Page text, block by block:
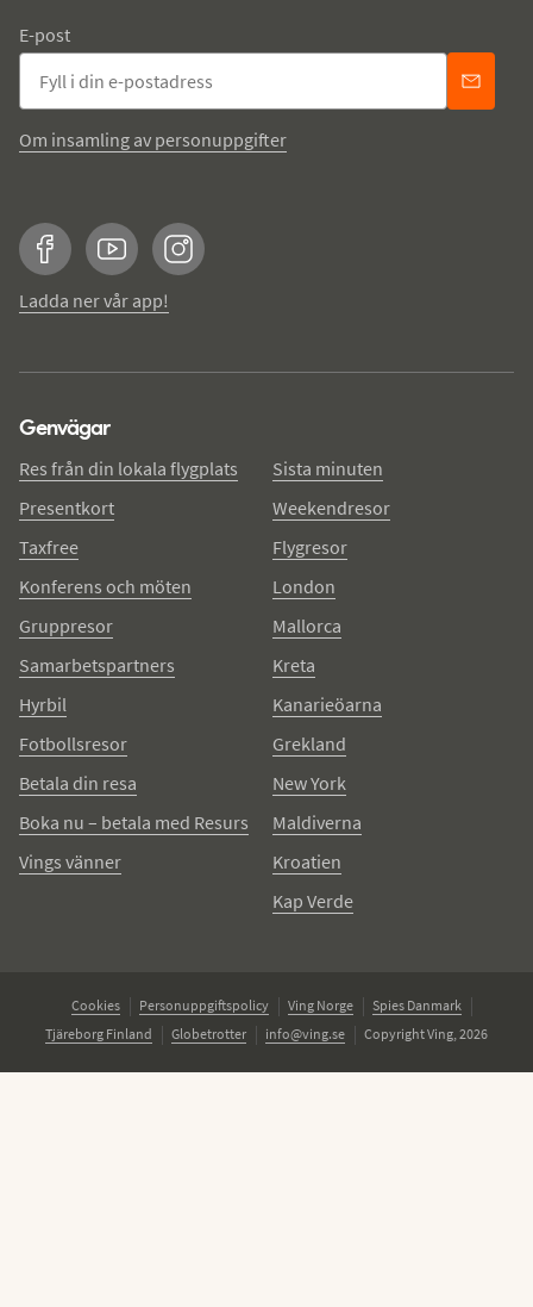
E-post
Om insamling av personuppgifter
FacebookYouTubeInstagram
Ladda ner vår app!
Genvägar
Res från din lokala flygplats
Presentkort
Taxfree
Konferens och möten
Gruppresor
Samarbetspartners
Hyrbil
Fotbollsresor
Betala din resa
Boka nu – betala med Resurs
Vings vänner
Sista minuten
Weekendresor
Flygresor
London
Mallorca
Kreta
Kanarieöarna
Grekland
New York
Maldiverna
Kroatien
Kap Verde
Cookies Personuppgiftspolicy Ving Norge
Spies Danmark
Tjäreborg Finland
Globetrotter info@ving.se Copyright Ving, 2026